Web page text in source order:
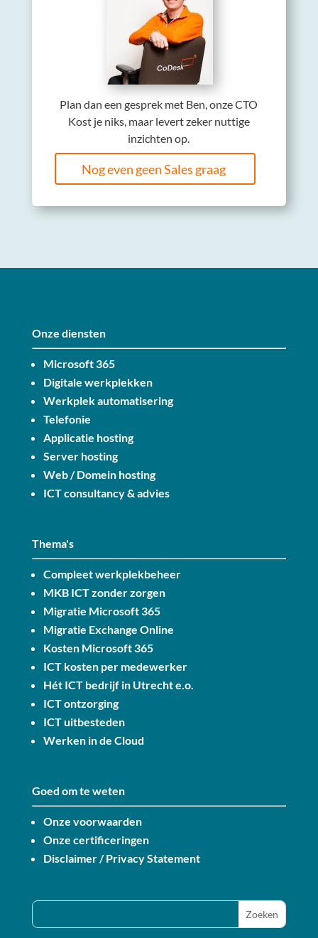
Plan dan een gesprek met Ben, onze CTO
Kost je niks, maar levert zeker nuttige
inzichten op.
Nog even geen Sales graag
Onze diensten
Microsoft 365
Digitale werkplekken
Werkplek automatisering
Telefonie
Applicatie hosting
Server hosting
Web / Domein hosting
ICT consultancy & advies
Thema's
Compleet werkplekbeheer
MKB ICT zonder zorgen
Migratie Microsoft 365
Migratie Exchange Online
Kosten Microsoft 365
ICT kosten per medewerker
Hét ICT bedrijf in Utrecht e.o.
ICT ontzorging
ICT uitbesteden
Werken in de Cloud
Goed om te weten
Onze voorwaarden
Onze certificeringen
Disclaimer / Privacy Statement